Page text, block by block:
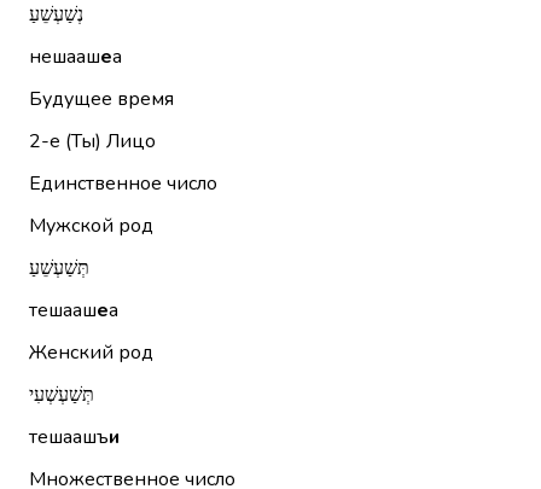
נְשַׁעְשֵׁעַ
нешаашеа
Будущее время
2-е (Ты) Лицо
Единственное число
Мужской род
תְּשַׁעְשֵׁעַ
тешаашеа
Женский род
תְּשַׁעְשְׁעִי
тешаашъи
Множественное число